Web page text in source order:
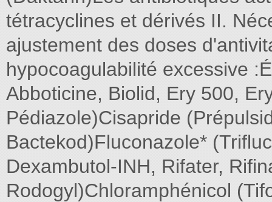
tétracyclines et dérivés II.
ajustement des doses
hypocoagulabilité excessive
Abboticine, Biolid, Ery 500,
Pédiazole)Cisapride
Bactekod)Fluconazole*
Dexambutol-INH, Rifater,
Rodogyl)Chloramphénicol